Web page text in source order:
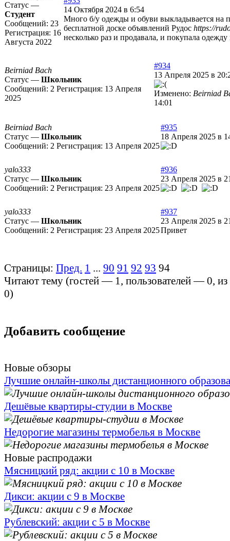
Статус —
Студент
Сообщений: 23
Регистрация: 16
Августа 2022
14 Октября 2024 в 6:54
Много б/у одежды и обуви выкладывается на
бесплатной доске объявлений Рудос https://
несколько раз и продавала, и покупала
Beirniad Bach
Статус — Школьник
Сообщений: 2 Регистрация: 13 Апреля
2025
#934
13 Апреля 2025 в
Изменено: Beirniad
14:01
Beirniad Bach
Статус — Школьник
Сообщений: 2 Регистрация: 13 Апреля 2025
#935
18 Апреля 2025 в
yalo333
Статус — Школьник
Сообщений: 2 Регистрация: 23 Апреля 2025
#936
23 Апреля 2025 в
yalo333
Статус — Школьник
Сообщений: 2 Регистрация: 23 Апреля 2025
#937
23 Апреля 2025 в
Привет
Страницы: Пред. 1 ... 90 91 92 93 94
Читают тему (гостей — 1, пользователей —0,
0)
Добавить сообщение
Новые обзоры
Лучшие онлайн-школы дистанционного
Дешёвые квартиры-студии в Москве
Недорогие магазины термобелья в Москве
Новые распродажи
Мясницкий ряд: акции с 10 в Москве
Дикси: акции с 9 в Москве
Рублевский: акции с 5 в Москве